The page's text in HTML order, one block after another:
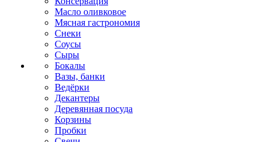
Масло оливковое
Мясная гастрономия
Снеки
Соусы
Сыры
Бокалы
Вазы, банки
Ведёрки
Декантеры
Деревянная посуда
Корзины
Пробки